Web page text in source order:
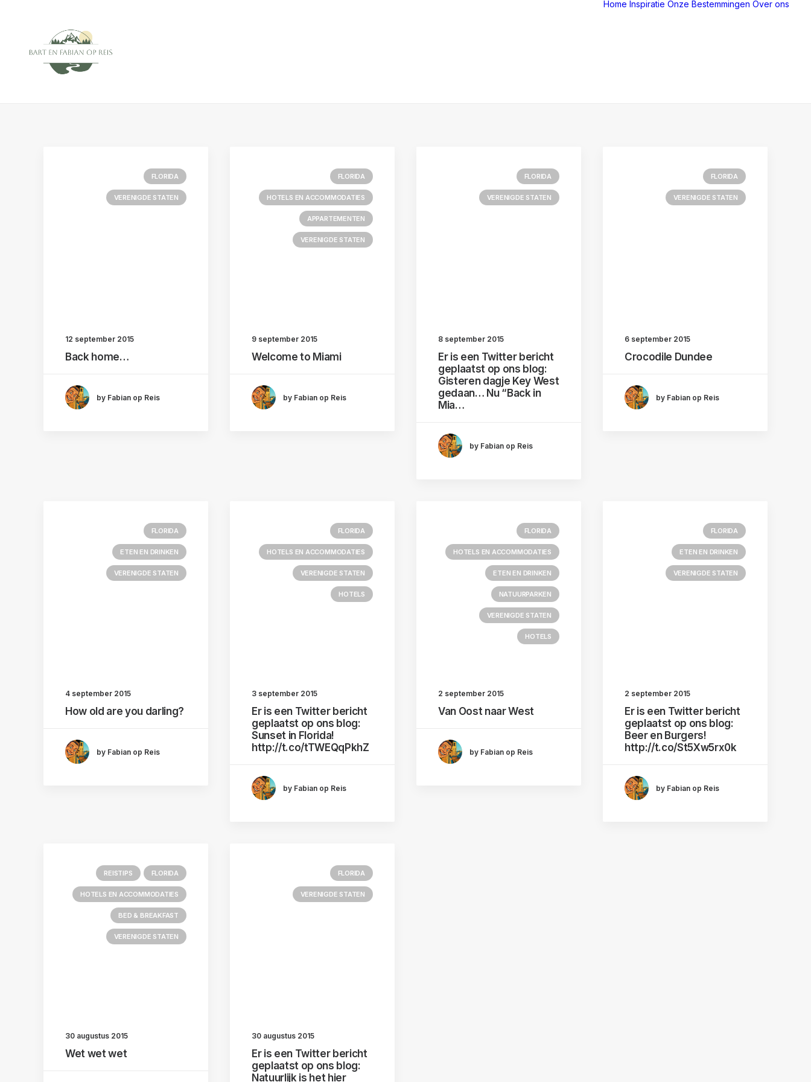
Home Inspiratie Onze Bestemmingen Over ons
FLORIDA
VERENIGDE STATEN
12 september 2015
Back home…
by Fabian op Reis
FLORIDA
HOTELS EN ACCOMMODATIES
APPARTEMENTEN
VERENIGDE STATEN
9 september 2015
Welcome to Miami
by Fabian op Reis
FLORIDA
VERENIGDE STATEN
8 september 2015
Er is een Twitter bericht
geplaatst op ons blog:
Gisteren dagje Key West
gedaan… Nu “Back in
Mia…
by Fabian op Reis
FLORIDA
VERENIGDE STATEN
6 september 2015
Crocodile Dundee
by Fabian op Reis
FLORIDA
ETEN EN DRINKEN
VERENIGDE STATEN
4 september 2015
How old are you darling?
by Fabian op Reis
FLORIDA
HOTELS EN ACCOMMODATIES
VERENIGDE STATEN
HOTELS
3 september 2015
Er is een Twitter bericht
geplaatst op ons blog:
Sunset in Florida!
http://t.co/tTWEQqPkhZ
by Fabian op Reis
FLORIDA
HOTELS EN ACCOMMODATIES
ETEN EN DRINKEN
NATUURPARKEN
VERENIGDE STATEN
HOTELS
2 september 2015
Van Oost naar West
by Fabian op Reis
FLORIDA
ETEN EN DRINKEN
VERENIGDE STATEN
2 september 2015
Er is een Twitter bericht
geplaatst op ons blog:
Beer en Burgers!
http://t.co/St5Xw5rx0k
by Fabian op Reis
REISTIPS FLORIDA
HOTELS EN ACCOMMODATIES
BED & BREAKFAST
VERENIGDE STATEN
30 augustus 2015
Wet wet wet
FLORIDA
VERENIGDE STATEN
30 augustus 2015
Er is een Twitter bericht
geplaatst op ons blog:
Natuurlijk is het hier